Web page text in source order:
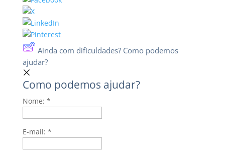
Ainda com dificuldades? Como podemos
ajudar?
Como podemos ajudar?
Nome: *
E-mail: *